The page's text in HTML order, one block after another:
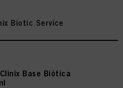
Biotic Service
Base Biótica